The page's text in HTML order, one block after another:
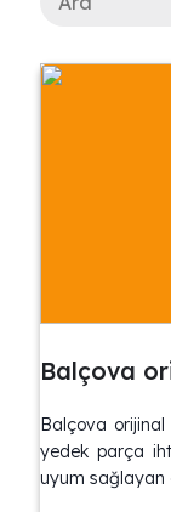
Balçova
Balçova
yedek parça
uyum sağlayan